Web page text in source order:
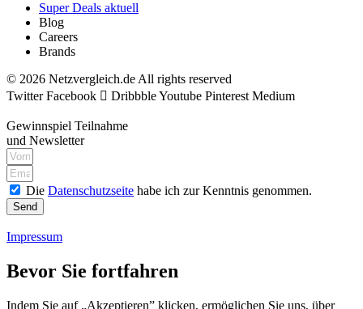
Super Deals aktuell
Blog
Careers
Brands
© 2026 Netzvergleich.de All rights reserved
Twitter Facebook DribbbleYoutube Pinterest Medium
Gewinnspiel Teilnahme
und Newsletter
Die Datenschutzseite habe ich zur Kenntnis genommen.
Send
Impressum
Bevor Sie fortfahren
Indem Sie auf „Akzeptieren” klicken, ermöglichen Sie uns, über